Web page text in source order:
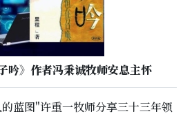
吟》作者冯秉诚牧师安息主怀
蓝图"许重一牧师分享三十三年领